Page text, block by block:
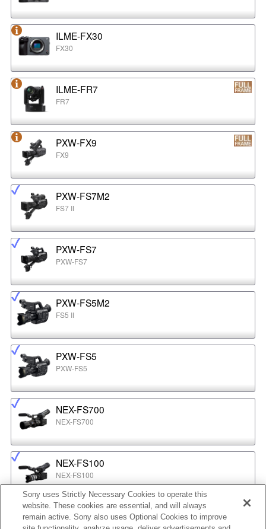
ILME-FX30
FX30
ILME-FR7
FR7
PXW-FX9
FX9
PXW-FS7M2
FS7 II
PXW-FS7
PXW-FS7
PXW-FS5M2
FS5 II
PXW-FS5
PXW-FS5
NEX-FS700
NEX-FS700
NEX-FS100
NEX-FS100
NEX-EA50
Sony uses Strictly Necessary Cookies to operate this
website. These cookies are essential, and will always
remain active. Sony also uses Optional Cookies to improve